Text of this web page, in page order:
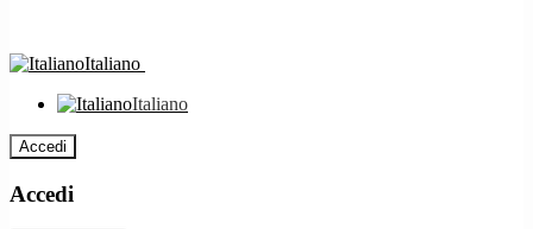
Italiano
Italiano
Accedi
Accedi